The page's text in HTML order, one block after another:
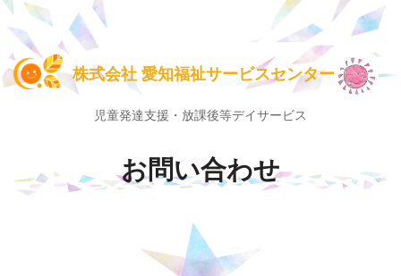
株式会社 愛知福祉サービスセンター
児童発達支援・放課後等デイサービス
お問い合わせ